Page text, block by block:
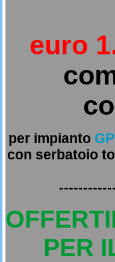
euro
per impianto
con serbatoio
PER